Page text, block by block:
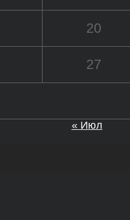
20
27
« Июл